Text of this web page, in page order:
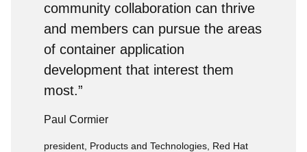
community collaboration can thrive
and members can pursue the areas
of container application
development that interest them
most.”
Paul Cormier
president, Products and Technologies, Red Hat